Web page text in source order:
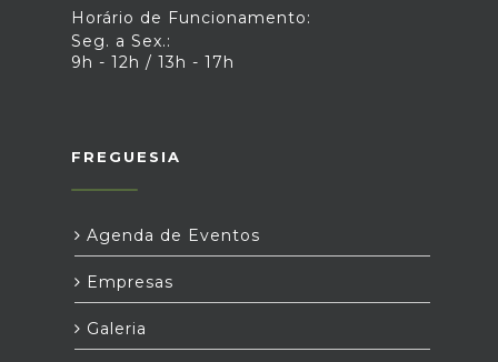
Horário de Funcionamento:
Seg. a Sex.:
9h - 12h / 13h - 17h
FREGUESIA
Agenda de Eventos
Empresas
Galeria